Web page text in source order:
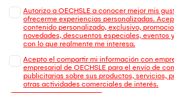
Autorizo a OECHSLE a conocer mejor mis
ofrecerme experiencias personalizadas.
contenido personalizado, exclusivo,
novedades, descuentos especiales, eventos
con lo que realmente me interesa.
Acepto el compartir mi información con
empresarial de OECHSLE para el envío de
publicitarias sobre sus productos, servicios,
otras actividades comerciales de interés.